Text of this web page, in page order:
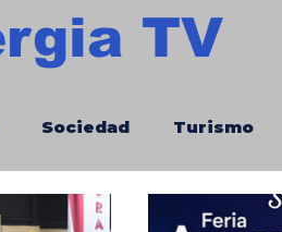
TV
Sociedad Turismo